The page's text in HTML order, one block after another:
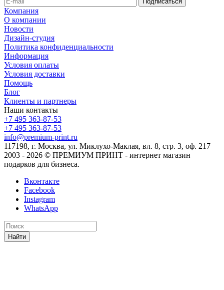
Компания
О компании
Новости
Дизайн-студия
Политика конфиденциальности
Информация
Условия оплаты
Условия доставки
Помощь
Блог
Клиенты и партнеры
Наши контакты
+7 495 363-87-53
+7 495 363-87-53
info@premium-print.ru
117198, г. Москва, ул. Миклухо-Маклая, вл. 8, стр. 3, оф. 217
2003 - 2026 © ПРЕМИУМ ПРИНТ - интернет магазин
подарков для бизнеса.
Вконтакте
Facebook
Instagram
WhatsApp
Найти